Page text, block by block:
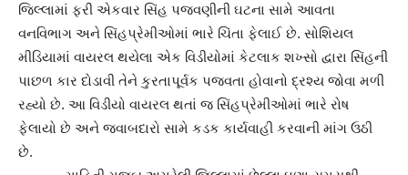
જિલ્લામાં ફરી એકવાર સિંહ પજવણીની ઘટના સામે આવતા
વનવિભાગ અને સિંહપ્રેમીઓમાં ભારે ચિંતા ફેલાઈ છે. સોશિયલ
મીડિયામાં વાયરલ થયેલા એક વિડીયોમાં કેટલાક શખ્સો દ્વારા સિંહની
પાછળ કાર દોડાવી તેને કુરતાપૂર્વક પજવતા હોવાનો દ્રશ્ય જોવા મળી
રહ્યો છે. આ વિડીયો વાયરલ થતાં જ સિંહપ્રેમીઓમાં ભારે રોષ
ફેલાયો છે અને જવાબદારો સામે કડક કાર્યવાહી કરવાની માંગ ઉઠી
છે.